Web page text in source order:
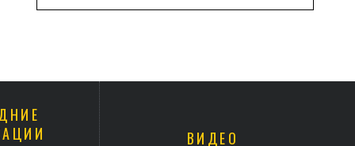
ВИДЕО